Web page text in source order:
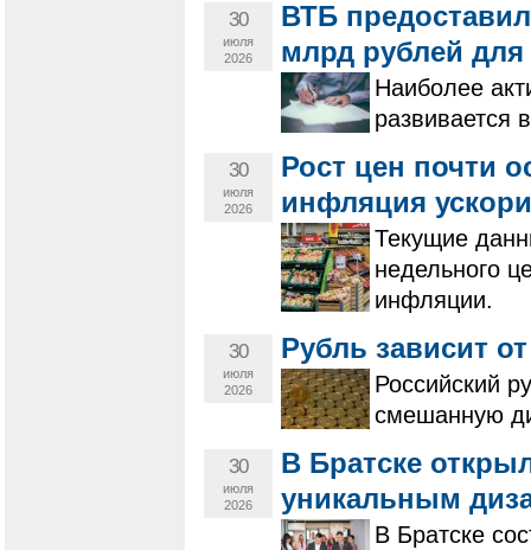
30
июля
2026
ВТБ
млрд рублей
Наиболее
развивается
30
июля
2026
Рост цен почти
инфляция
Текущие
недельного
инфляции.
30
июля
2026
Рубль зависит
Российский
смешанную
30
июля
2026
В Братске
уникальным
​​​​​​​В Братске